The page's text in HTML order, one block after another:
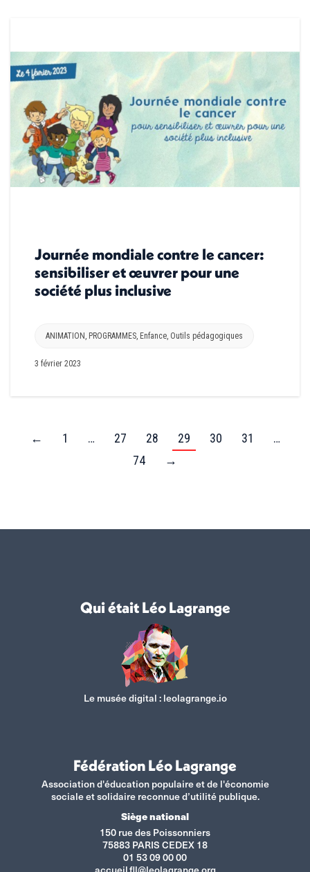
Journée mondiale contre le cancer:
sensibiliser et œuvrer pour une
société plus inclusive
ANIMATION PROGRAMMES Enfance Outils pédagogiques
3 février 2023
← 1 … 27 28 29 30 31
…
74
→
Qui était Léo Lagrange
Le musée digital :leolagrange.io
Fédération Léo Lagrange
Association d'éducation populaire et de l'économie
sociale et solidaire reconnue d’utilité publique.
Siège national
150 rue des Poissonniers
75883 PARIS CEDEX 18
01 53 09 00 00